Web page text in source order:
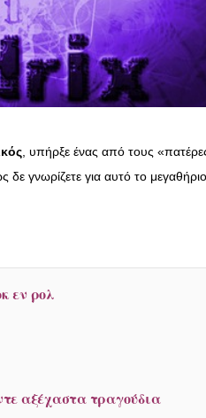
, υπήρξε ένας από τους
γνωρίζετε για αυτό το
εν ρολ
αξέχαστα τραγούδια